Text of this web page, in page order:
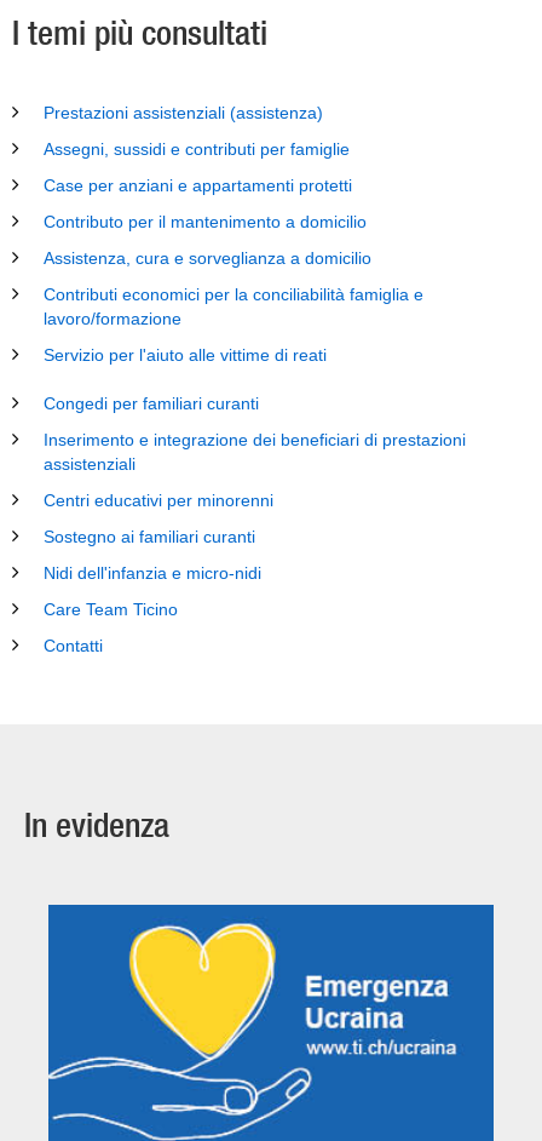
I temi più consultati
Prestazioni assistenziali (assistenza)
Assegni, sussidi e contributi per famiglie
Case per anziani e appartamenti protetti
Contributo per il mantenimento a domicilio
Assistenza, cura e sorveglianza a domicilio
Contributi economici per la conciliabilità famiglia e
lavoro/formazione
Servizio per l'aiuto alle vittime di reati
Congedi per familiari curanti
Inserimento e integrazione dei beneficiari di prestazioni
assistenziali
Centri educativi per minorenni
Sostegno ai familiari curanti
Nidi dell'infanzia e micro-nidi
Care Team Ticino
Contatti
In evidenza